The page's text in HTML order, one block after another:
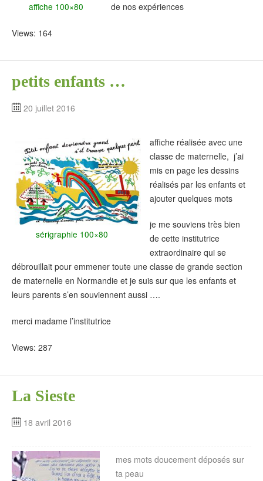
affiche 100×80
de nos expériences
Views: 164
petits enfants …
20 juillet 2016
sérigraphie 100×80
affiche réalisée avec une
classe de maternelle, j’ai
mis en page les dessins
réalisés par les enfants et
ajouter quelques mots
je me souviens très bien
de cette institutrice
extraordinaire qui se
débrouillait pour emmener toute une classe de grande section
de maternelle en Normandie et je suis sur que les enfants et
leurs parents s’en souviennent aussi ….
merci madame l’institutrice
Views: 287
La Sieste
18 avril 2016
mes mots doucement déposés sur
ta peau